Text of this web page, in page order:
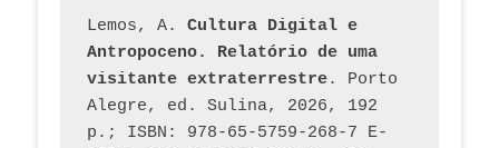
Lemos, A. Cultura Digital e
Antropoceno. Relatório de uma
visitante extraterrestre. Porto
Alegre, ed. Sulina, 2026, 192
p.; ISBN: 978-65-5759-268-7 E-